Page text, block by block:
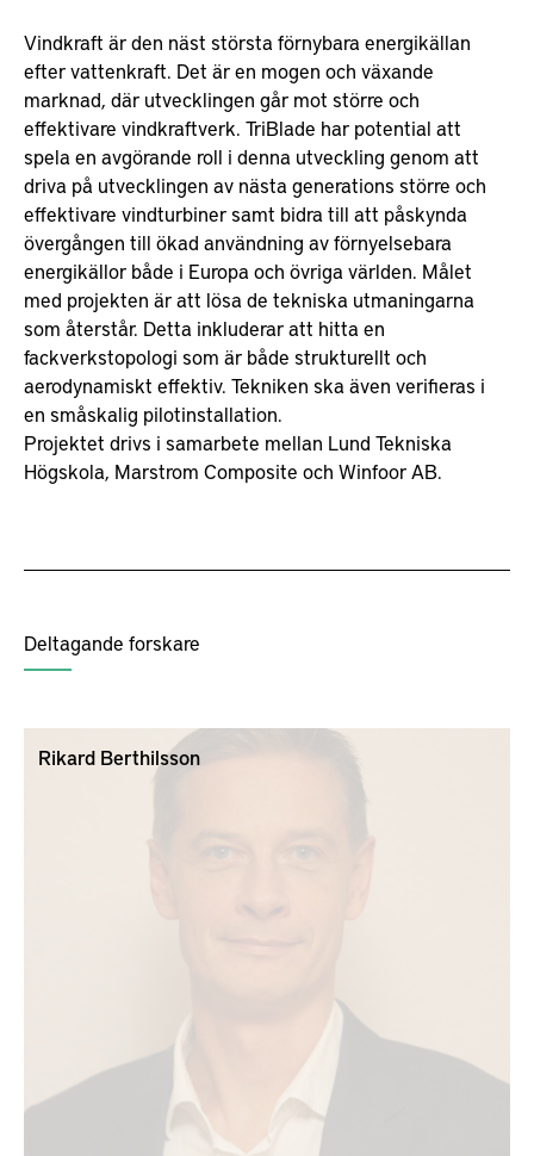
Vindkraft är den näst största förnybara energikällan
efter vattenkraft. Det är en mogen och växande
marknad, där utvecklingen går mot större och
effektivare vindkraftverk. TriBlade har potential att
spela en avgörande roll i denna utveckling genom att
driva på utvecklingen av nästa generations större och
effektivare vindturbiner samt bidra till att påskynda
övergången till ökad användning av förnyelsebara
energikällor både i Europa och övriga världen. Målet
med projekten är att lösa de tekniska utmaningarna
som återstår. Detta inkluderar att hitta en
fackverkstopologi som är både strukturellt och
aerodynamiskt effektiv. Tekniken ska även verifieras i
en småskalig pilotinstallation.
Projektet drivs i samarbete mellan Lund Tekniska
Högskola, Marstrom Composite och Winfoor AB.
Deltagande forskare
Rikard Berthilsson